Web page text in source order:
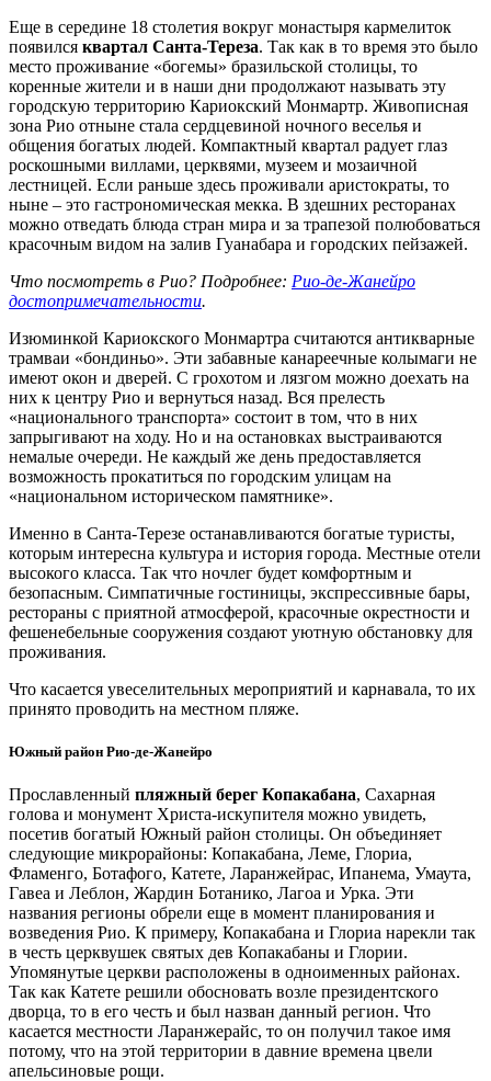
Еще в середине 18 столетия вокруг монастыря кармелиток
появился квартал Санта-Тереза. Так как в то время это было
место проживание «богемы» бразильской столицы, то
коренные жители и в наши дни продолжают называть эту
городскую территорию Кариокский Монмартр. Живописная
зона Рио отныне стала сердцевиной ночного веселья и
общения богатых людей. Компактный квартал радует глаз
роскошными виллами, церквями, музеем и мозаичной
лестницей. Если раньше здесь проживали аристократы, то
ныне – это гастрономическая мекка. В здешних ресторанах
можно отведать блюда стран мира и за трапезой полюбоваться
красочным видом на залив Гуанабара и городских пейзажей.
Что посмотреть в Рио? Подробнее: Рио-де-Жанейро
достопримечательности.
Изюминкой Кариокского Монмартра считаются антикварные
трамваи «бондиньо». Эти забавные канареечные колымаги не
имеют окон и дверей. С грохотом и лязгом можно доехать на
них к центру Рио и вернуться назад. Вся прелесть
«национального транспорта» состоит в том, что в них
запрыгивают на ходу. Но и на остановках выстраиваются
немалые очереди. Не каждый же день предоставляется
возможность прокатиться по городским улицам на
«национальном историческом памятнике».
Именно в Санта-Терезе останавливаются богатые туристы,
которым интересна культура и история города. Местные отели
высокого класса. Так что ночлег будет комфортным и
безопасным. Симпатичные гостиницы, экспрессивные бары,
рестораны с приятной атмосферой, красочные окрестности и
фешенебельные сооружения создают уютную обстановку для
проживания.
Что касается увеселительных мероприятий и карнавала, то их
принято проводить на местном пляже.
Южный район Рио-де-Жанейро
Прославленный пляжный берег Копакабана, Сахарная
голова и монумент Христа-искупителя можно увидеть,
посетив богатый Южный район столицы. Он объединяет
следующие микрорайоны: Копакабана, Леме, Глориа,
Фламенго, Ботафого, Катете, Ларанжейрас, Ипанема, Умаута,
Гавеа и Леблон, Жардин Ботанико, Лагоа и Урка. Эти
названия регионы обрели еще в момент планирования и
возведения Рио. К примеру, Копакабана и Глориа нарекли так
в честь церквушек святых дев Копакабаны и Глории.
Упомянутые церкви расположены в одноименных районах.
Так как Катете решили обосновать возле президентского
дворца, то в его честь и был назван данный регион. Что
касается местности Ларанжерайс, то он получил такое имя
потому, что на этой территории в давние времена цвели
апельсиновые рощи.